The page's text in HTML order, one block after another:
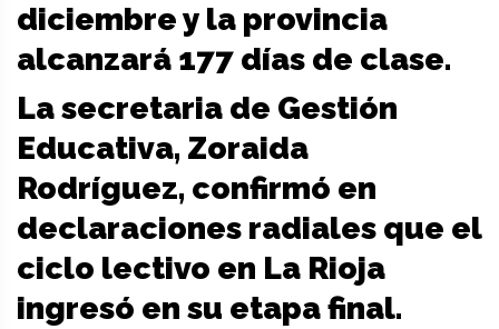
diciembre y la provincia
alcanzará 177 días de clase.
La secretaria de Gestión
Educativa, Zoraida
Rodríguez, confirmó en
declaraciones radiales que el
ciclo lectivo en La Rioja
ingresó en su etapa final.